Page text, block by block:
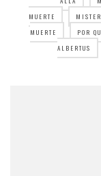
MUERTE
MUERTE
POR
ALBERTUS